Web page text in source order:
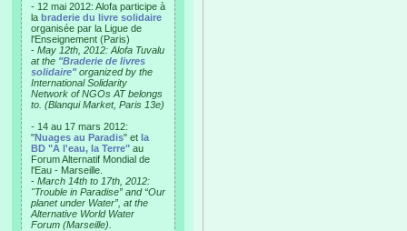
- 12 mai 2012: Alofa participe à
la braderie du livre solidaire
organisée par la Ligue de
l'Enseignement (Paris)
- May 12th, 2012: Alofa Tuvalu
at the "Braderie de livres
solidaire"organized by the
International Solidarity
Network of NGOs AT belongs
to. (Blanqui Market, Paris 13e)
- 14 au 17 mars 2012:
"Nuages au Paradis" et la
BD "A l'eau, la Terre" au
Forum Alternatif Mondial de
l'Eau - Marseille.
- March 14th to 17th, 2012:
"Trouble in Paradise” and “Our
planet under Water”, at the
Alternative World Water
Forum (Marseille).